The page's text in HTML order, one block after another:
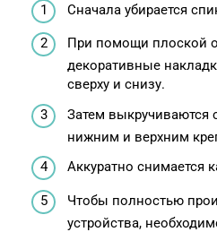
Сначала убирается
При помощи плоской
декоративные
сверху и снизу.
Затем выкручиваются
нижним и верхним
Аккуратно снимается
Чтобы полностью
устройства,